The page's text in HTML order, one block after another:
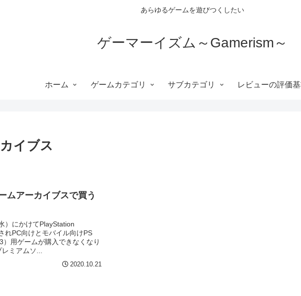
あらゆるゲームを遊びつくしたい
ゲーマーイズム～Gamerism～
ホーム ゲームカテゴリ サブカテゴリ レビューの評価
イブス
ムアーカイブスで買う
）にかけてPlayStation
れPC向けとモバイル向けPS
用ゲームが購入できなくなり
ミアムソ...
2020.10.21